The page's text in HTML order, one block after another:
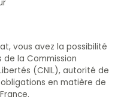
vous avez la possibilité
de la Commission
(CNIL), autorité de
en matière de